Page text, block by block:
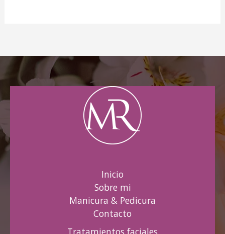
Inicio
Sobre mi
Manicura & Pedicura
Contacto
Tratamientos faciales